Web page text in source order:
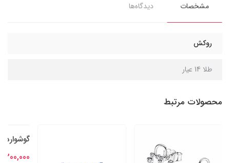
مشخصات دیدگاه‌ها
روکش
طلا 14 عیار
محصولات مرتبط